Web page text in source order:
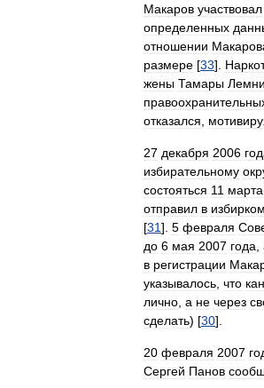
Макаров участвовал
определенных
отношении
размере [33].
жены Тамары
отказался
27 декабря 2006
избирательному
состояться 11 марта
отправил в избирком
[31]. 5 февраля
до 6 мая 2007 года
в регистрации
указывалось что
лично а не через
сделать) [30].
20 февраля 2007
Сергей Панов